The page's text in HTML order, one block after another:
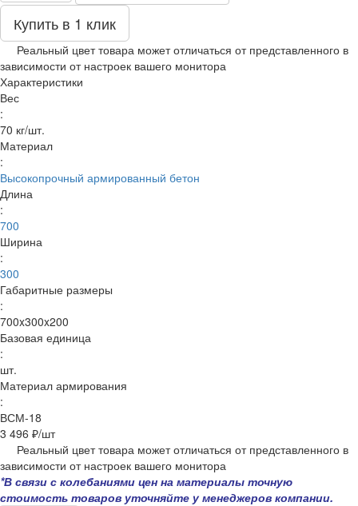
Купить в 1 клик
Реальный цвет товара может отличаться от представленного в
зависимости от настроек вашего монитора
Характеристики
Вес
:
70 кг/шт.
Материал
:
Высокопрочный армированный бетон
Длина
:
700
Ширина
:
300
Габаритные размеры
:
700x300x200
Базовая единица
:
шт.
Материал армирования
:
ВСМ-18
3 496 ₽/шт
Реальный цвет товара может отличаться от представленного в
зависимости от настроек вашего монитора
*В связи с колебаниями цен на материалы точную
стоимость товаров уточняйте у менеджеров компании.